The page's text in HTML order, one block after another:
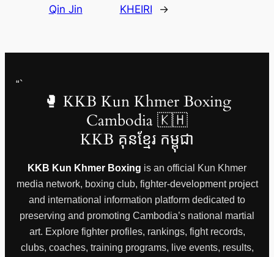
Qin Jin
KHEIRI
→
“`
🥊 KKB Kun Khmer Boxing
Cambodia 🇰🇭
KKB គុនខ្មែរ កម្ពុជា
KKB Kun Khmer Boxing is an official Kun Khmer
media network, boxing club, fighter-development project
and international information platform dedicated to
preserving and promoting Cambodia’s national martial
art. Explore fighter profiles, rankings, fight records,
clubs, coaches, training programs, live events, results,